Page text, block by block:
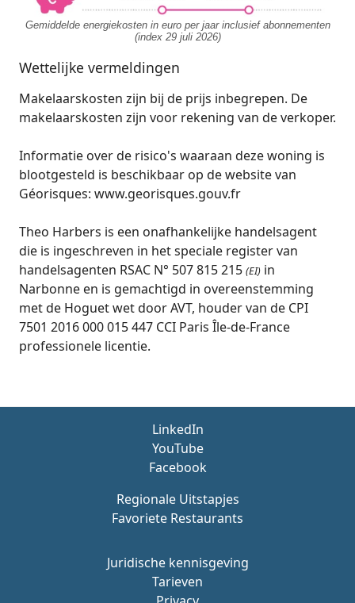
Gemiddelde energiekosten in euro per jaar inclusief abonnementen
(index 29 juli 2026)
Wettelijke vermeldingen
Makelaarskosten zijn bij de prijs inbegrepen. De
makelaarskosten zijn voor rekening van de verkoper.
Informatie over de risico's waaraan deze woning is
blootgesteld is beschikbaar op de website van
Géorisques: www.georisques.gouv.fr
Theo Harbers is een onafhankelijke handelsagent
die is ingeschreven in het speciale register van
handelsagenten RSAC N° 507 815 215 (EI) in
Narbonne en is gemachtigd in overeenstemming
met de Hoguet wet door AVT, houder van de CPI
7501 2016 000 015 447 CCI Paris Île-de-France
professionele licentie.
Juridische kennisgeving
Tarieven
LinkedIn
YouTube
Facebook
Regionale Uitstapjes
Favoriete Restaurants